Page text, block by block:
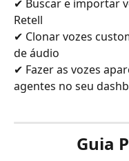
✔ Buscar e importar
Retell
✔ Clonar vozes
de áudio
✔ Fazer as vozes
agentes no seu
Guia